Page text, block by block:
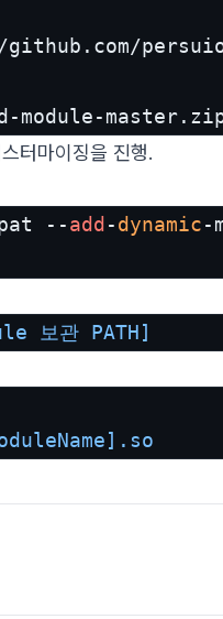
module-
터마이징을 진행.
--add -dynamic-
보관 PATH]
.so